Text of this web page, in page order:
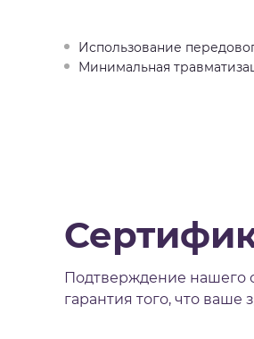
Использование
Минимальная
Подтверждение нашего
гарантия того, что ваше